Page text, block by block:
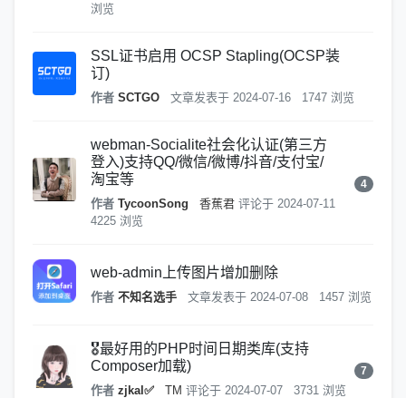
浏览
SSL证书启用 OCSP Stapling(OCSP装
订)
作者 SCTGO 文章发表于 2024-07-16 1747 浏览
webman-Socialite社会化认证(第三方
登入)支持QQ/微信/微博/抖音/支付宝/
淘宝等
作者 TycoonSong 香蕉君 评论于 2024-07-11
4225 浏览
4
web-admin上传图片增加删除
作者 不知名选手 文章发表于 2024-07-08 1457 浏览
🎖️最好用的PHP时间日期类库(支持
Composer加载)
作者 zjkal✅ TM 评论于 2024-07-07 3731 浏览
7